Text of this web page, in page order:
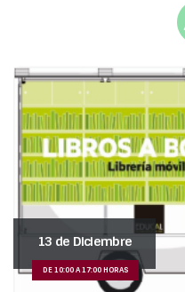
13 de Diciembre
DE 10:00 A 17:00 HORAS